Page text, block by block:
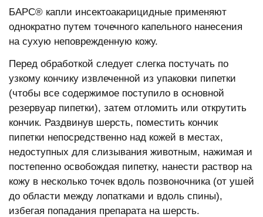
БАРС® капли инсектоакарицидные применяют
однократно путем точечного капельного нанесения
на сухую неповрежденную кожу.
Перед обработкой следует слегка постучать по
узкому кончику извлеченной из упаковки пипетки
(чтобы все содержимое поступило в основной
резервуар пипетки), затем отломить или открутить
кончик. Раздвинув шерсть, поместить кончик
пипетки непосредственно над кожей в местах,
недоступных для слизывания животным, нажимая и
постепенно освобождая пипетку, нанести раствор на
кожу в несколько точек вдоль позвоночника (от ушей
до области между лопатками и вдоль спины),
избегая попадания препарата на шерсть.